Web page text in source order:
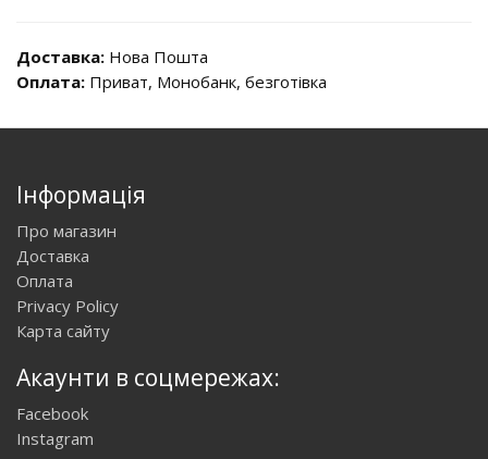
Доставка: Нова Пошта
Оплата: Приват, Монобанк, безготівка
Інформація
Про магазин
Доставка
Оплата
Privacy Policy
Карта сайту
Акаунти в соцмережах:
Facebook
Instagram